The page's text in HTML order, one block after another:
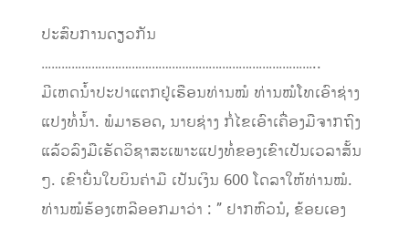
ປະສົບການດຽວກັນ
………………………………………………………………………..
ມີເຫດນ້ຳປະປາແຕກຢູ່ເຮືອນທ່ານໝໍ ທ່ານໝໍໂທເອົາຊ່າງ
ແປງທໍ່ນໍ້າ. ພໍມາຮອດ, ນາຍຊ່າງ ກໍ່ໄຂເອົາເຄື່ອງມືຈາກຖົງ
ແລ້ວລົງມືເຮັດວິຊາສະເພາະແປງທໍ່ຂອງເຂົາເປັນເວລາສັ້ນ
ໆ. ເຂົາຍື່ນໃບບິນຄ່າມື ເປັນເງິນ 600 ໂດລາໃຫ້ທ່ານໝໍ.
ທ່ານໝໍຮ້ອງເຫລີອອກມາວ່າ : ” ຢາກຫົວນໍ, ຂ້ອຍເອງ